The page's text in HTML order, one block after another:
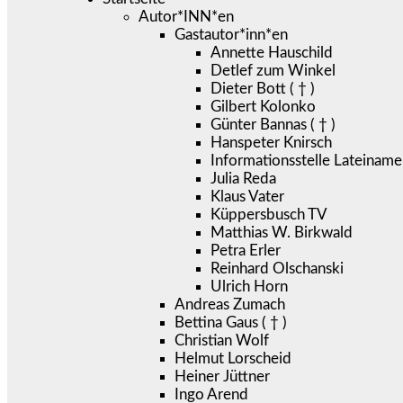
Autor*INN*en
Gastautor*inn*en
Annette Hauschild
Detlef zum Winkel
Dieter Bott ( † )
Gilbert Kolonko
Günter Bannas ( † )
Hanspeter Knirsch
Informationsstelle
Julia Reda
Klaus Vater
Küppersbusch TV
Matthias W. Birkwald
Petra Erler
Reinhard Olschanski
Ulrich Horn
Andreas Zumach
Bettina Gaus ( † )
Christian Wolf
Helmut Lorscheid
Heiner Jüttner
Ingo Arend